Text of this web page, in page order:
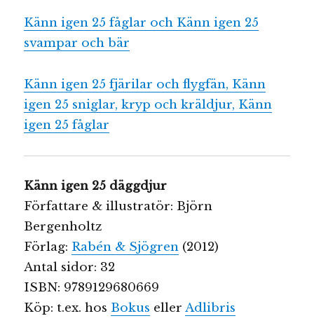
Känn igen 25 fåglar och Känn igen 25
svampar och bär
Känn igen 25 fjärilar och flygfän, Känn
igen 25 sniglar, kryp och kräldjur, Känn
igen 25 fåglar
Känn igen 25 däggdjur
Författare & illustratör: Björn
Bergenholtz
Förlag: Rabén & Sjögren (2012)
Antal sidor: 32
ISBN: 9789129680669
Köp: t.ex. hos Bokus ellerAdlibris